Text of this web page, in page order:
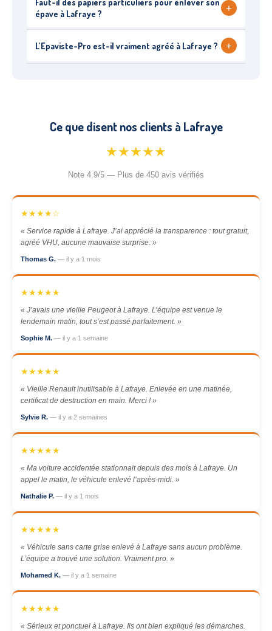
Faut-il des papiers particuliers pour enlever son
épave à Lafraye ?
+
L’Epaviste-Pro est-il vraiment agréé à Lafraye ? +
Ce que disent nos clients à Lafraye
★★★★★
Note 4.9/5 — Plus de 450 avis vérifiés
★★★★☆
« Service rapide à Lafraye. J’ai apprécié la transparence : tout gratuit,
agréé VHU, aucune mauvaise surprise. »
Thomas G. — il y a 1 mois
★★★★★
« J’avais une vieille Peugeot à Lafraye. L’équipe est venue le
lendemain matin, tout s’est passé parfaitement. »
Sophie M. — il y a 1 semaine
★★★★★
« Vieille Renault inutilisable à Lafraye. Enlevée en une matinée,
certificat de destruction en main. Merci ! »
Sylvie R. — il y a 2 semaines
★★★★★
« Ma voiture accidentée stationnait depuis des mois à Lafraye. Un
appel le matin, le véhicule enlevé l’après-midi. »
Nathalie P. — il y a 1 mois
★★★★★
« Véhicule sans carte grise enlevé à Lafraye sans aucun problème.
L’équipe a trouvé une solution. Vraiment pro. »
Mohamed K. — il y a 1 semaine
★★★★★
« Sérieux et ponctuel à Lafraye. Ils ont bien expliqué les démarches.